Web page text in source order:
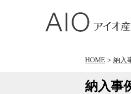
HOME > 納入
納入事